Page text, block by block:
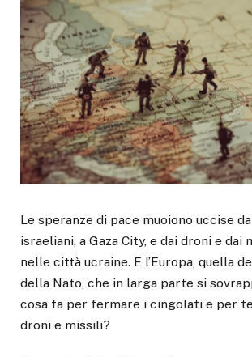
Le speranze di pace muoiono uccise
israeliani, a Gaza City, e dai droni e dai
nelle città ucraine. E l’Europa, quella
della Nato, che in larga parte si
cosa fa per fermare i cingolati e per
droni e missili?